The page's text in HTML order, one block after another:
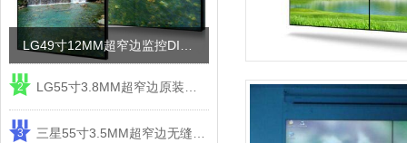
2
3